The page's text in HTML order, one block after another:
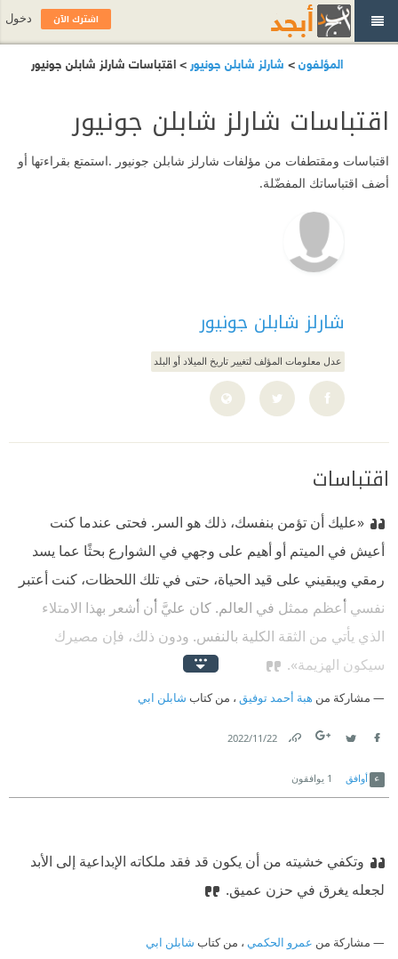
المؤلفون> شارلز شابلن جونيور > اقتباسات شارلز شابلن جونيور
اقتباسات شارلز شابلن جونيور
اقتباسات ومقتطفات من مؤلفات شارلز شابلن جونيور .استمتع بقراءتها أو
أضف اقتباساتك المفضّلة.
شارلز شابلن جونيور
عدل معلومات المؤلف لتغيير تاريخ الميلاد أو البلد
اقتباسات
«عليك أن تؤمن بنفسك، ذلك هو السر. فحتى عندما كنت
أعيش في الميتم أو أهيم على وجهي في الشوارع بحثًا عما يسد
رمقي ويبقيني على قيد الحياة، حتى في تلك اللحظات، كنت أعتبر
نفسي أعظم ممثل في العالم. كان عليَّ أن أشعر بهذا الامتلاء
الذي يأتي من الثقة الكلية بالنفس. ودون ذلك، فإن مصيرك
سيكون الهزيمة».
مشاركة من هبة أحمد توفيق ، من كتاب شابلن ابي
22‏/11‏/2022
أوافق 1 يوافقون
وتكفي خشيته من أن يكون قد فقد ملكاته الإبداعية إلى الأبد
لجعله يغرق في حزن عميق.
مشاركة من عمرو الحكمي ، من كتاب شابلن ابي
اشترك الآن دخول